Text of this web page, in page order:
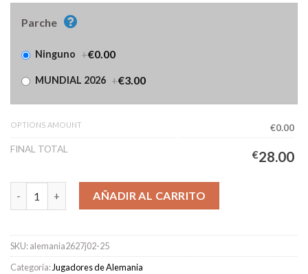
Parche
Ninguno +€0.00
MUNDIAL 2026 +€3.00
OPTIONS AMOUNT
€0.00
FINAL TOTAL
€28.00
Camiseta Alemania Segunda Equipación Hombre 2026/2027 -
AÑADIR AL CARRITO
SKU:alemania2627j02-25
Categoría:Jugadores de Alemania